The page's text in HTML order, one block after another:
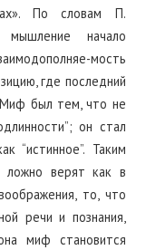
По словам П.
мышление начало
мость
где последний
Миф был тем, что не
он стал
“истинное”. Таким
ложно верят как в
то, что
речи и познания,
миф становится